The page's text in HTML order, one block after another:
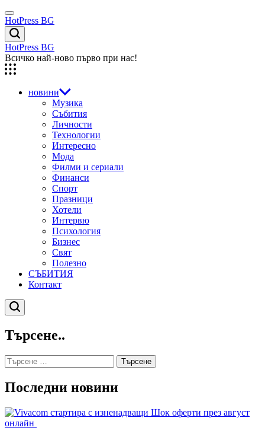
Skip
to
content
Menu
HotPress BG
Търсене
HotPress BG
Всичко най-ново първо при нас!
новини
Музика
Събития
Личности
Технологии
Интересно
Мода
Филми и сериали
Финанси
Спорт
Празници
Хотели
Интервю
Психология
Бизнес
Свят
Полезно
СЪБИТИЯ
Контакт
Търсене
Търсене..
Търсене
за:
Последни новини